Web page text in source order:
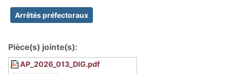
Arrêtés préfectoraux
Pièce(s) jointe(s):
AP_2026_013_DIG.pdf